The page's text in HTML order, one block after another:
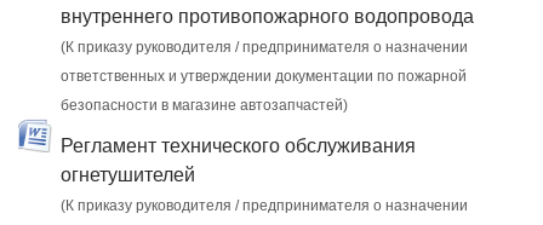
внутреннего противопожарного водопровода
(К приказу руководителя / предпринимателя о назначении
ответственных и утверждении документации по пожарной
безопасности в магазине автозапчастей)
Регламент технического обслуживания
огнетушителей
(К приказу руководителя / предпринимателя о назначении